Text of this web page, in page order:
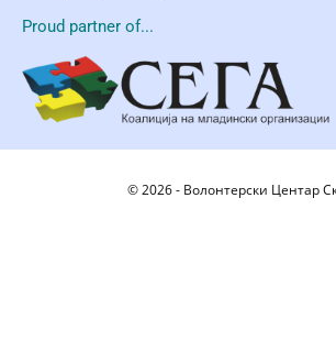
Proud partner of...
© 2026 - Волонтерски Центар